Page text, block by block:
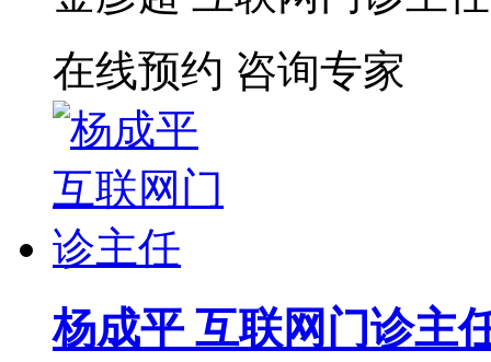
在线预约 咨询专家
杨成平 互联网门诊主